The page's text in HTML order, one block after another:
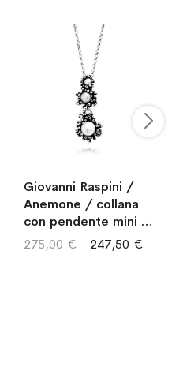
Giovanni Raspini /
Anemone / collana
con pendente mini /
argento e perle
naturali
247,50 €
275,00 €